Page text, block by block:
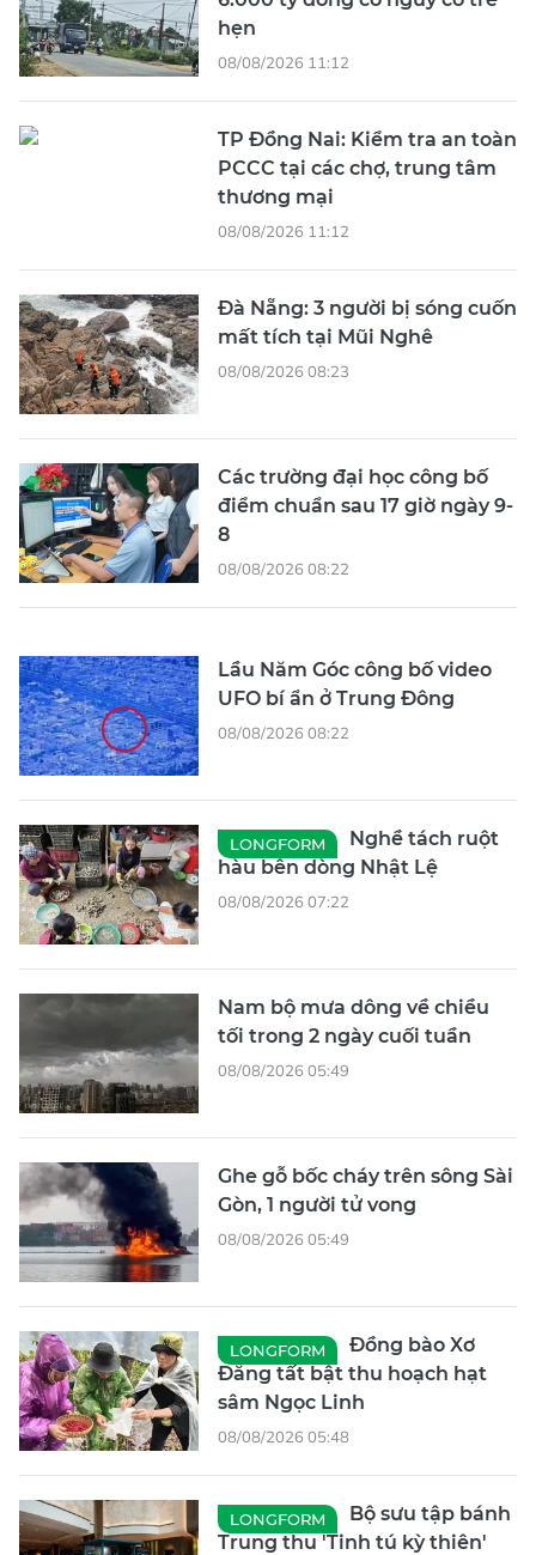
hẹn
08/08/2026 11:12
TP Đồng Nai: Kiểm tra an toàn
PCCC tại các chợ, trung tâm
thương mại
08/08/2026 11:12
Đà Nẵng: 3 người bị sóng cuốn
mất tích tại Mũi Nghê
08/08/2026 08:23
Các trường đại học công bố
điểm chuẩn sau 17 giờ ngày 9-
8
08/08/2026 08:22
Lầu Năm Góc công bố video
UFO bí ẩn ở Trung Đông
08/08/2026 08:22
LONGFORM
Nghề tách ruột
hàu bên dòng Nhật Lệ
08/08/2026 07:22
Nam bộ mưa dông về chiều
tối trong 2 ngày cuối tuần
08/08/2026 05:49
Ghe gỗ bốc cháy trên sông Sài
Gòn, 1 người tử vong
08/08/2026 05:49
LONGFORM
Đồng bào Xơ
Đăng tất bật thu hoạch hạt
sâm Ngọc Linh
08/08/2026 05:48
LONGFORM
Bộ sưu tập bánh
Trung thu 'Tinh tú kỳ thiên'